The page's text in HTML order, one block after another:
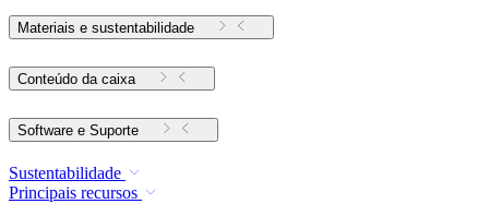
Materiais e sustentabilidade
Conteúdo da caixa
Software e Suporte
Sustentabilidade
Principais recursos